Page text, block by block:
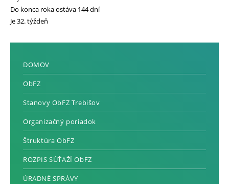
Do konca roka ostáva 144 dní
Je 32. týždeň
DOMOV
ObFZ
Stanovy ObFZ Trebišov
Organizačný poriadok
Štruktúra ObFZ
ROZPIS SÚŤAŽÍ ObFZ
ÚRADNÉ SPRÁVY